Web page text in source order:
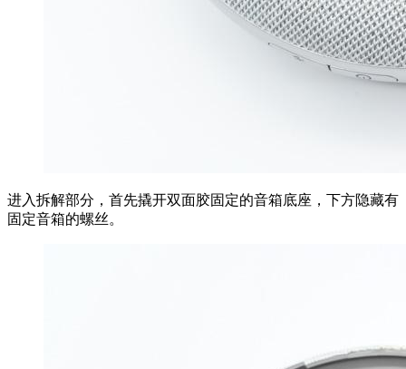
进入拆解部分，首先撬开双面胶固定的音箱底座，下方隐藏有
固定音箱的螺丝。